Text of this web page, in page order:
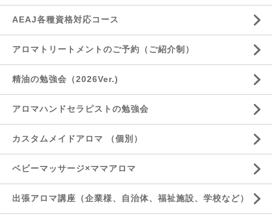
AEAJ各種資格対応コース
アロマトリートメントのご予約（ご紹介制）
精油の勉強会（2026Ver.)
アロマハンドセラピストの勉強会
カスタムメイドアロマ （個別）
ベビーマッサージ×ママアロマ
出張アロマ講座（企業様、自治体、福祉施設、学校など）